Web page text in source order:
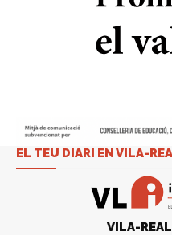
EL TEU DIARI EN VILA-
VILA-